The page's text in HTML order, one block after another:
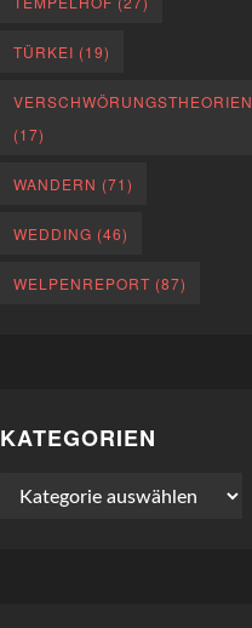
TÜRKEI (19)
VERSCHWÖRUNGSTHEORIEN
(17)
WANDERN (71)
WEDDING (46)
WELPENREPORT (87)
KATEGORIEN
Kategorien